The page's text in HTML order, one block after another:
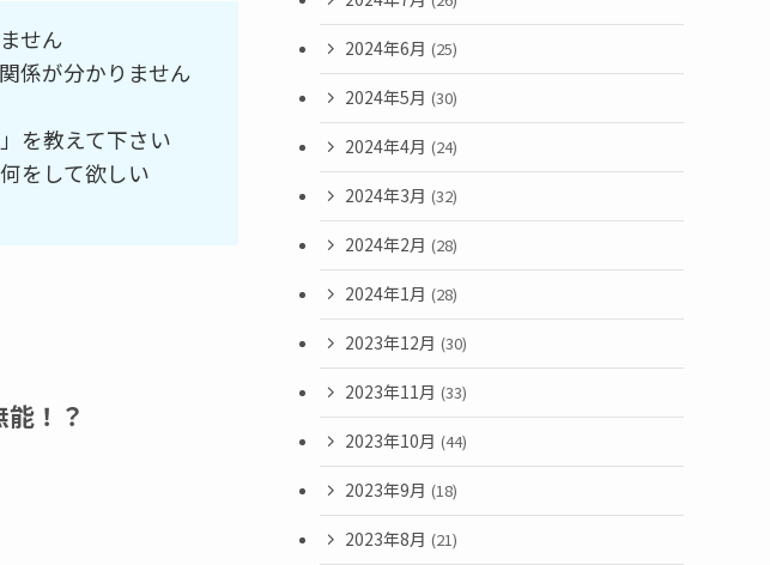
せん
係が分かりません
を教えて下さい
をして欲しい
！？
2024年6月 (25)
2024年5月 (30)
2024年4月 (24)
2024年3月 (32)
2024年2月 (28)
2024年1月 (28)
2023年12月 (30)
2023年11月 (33)
2023年10月 (44)
2023年9月 (18)
2023年8月 (21)